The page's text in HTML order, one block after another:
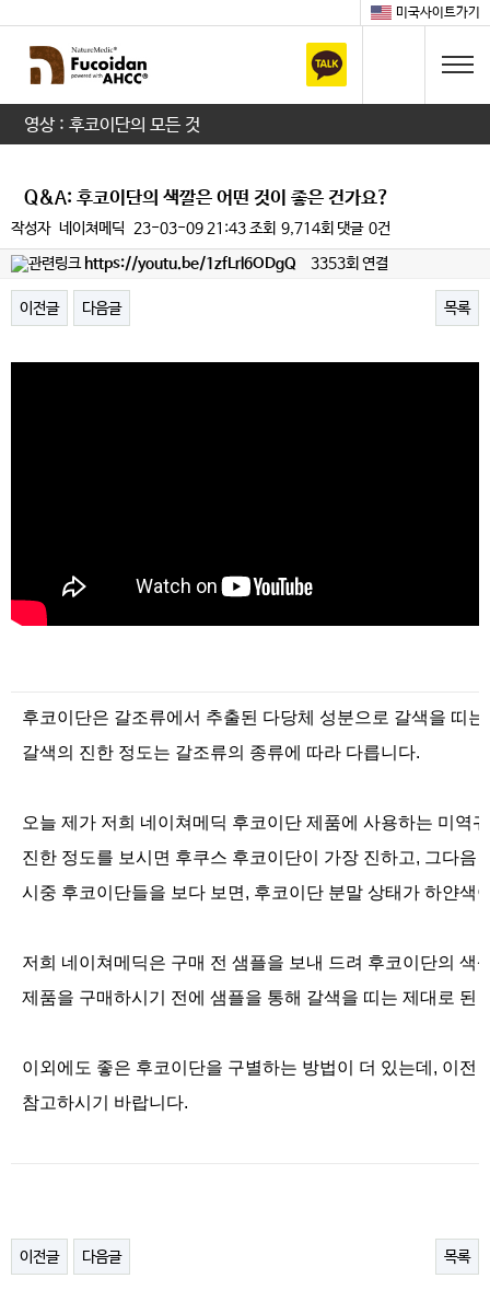
미국사이트가기
영상 : 후코이단의 모든 것
Q&A: 후코이단의 색깔은 어떤 것이 좋은 건가요?
작성자 네이쳐메딕 23-03-09 21:43조회 9,714회 댓글 0건
https://youtu.be/1zfLrl6ODgQ
3353회 연결
이전글 다음글 목록
본문
후코이단은 갈조류에서 추출된 다당체 성분으로 갈색을 띠
갈색의 진한 정도는 갈조류의 종류에 따라 다릅니다.
오늘 제가 저희 네이쳐메딕 후코이단 제품에 사용하는 미역
진한 정도를 보시면 후쿠스 후코이단이 가장 진하고, 그다
시중 후코이단들을 보다 보면, 후코이단 분말 상태가 하얀
저희 네이쳐메딕은 구매 전 샘플을 보내 드려 후코이단의 색
제품을 구매하시기 전에 샘플을 통해 갈색을 띠는 제대로 된
이외에도 좋은 후코이단을 구별하는 방법이 더 있는데, 이
참고하시기 바랍니다.
이전글 다음글 목록